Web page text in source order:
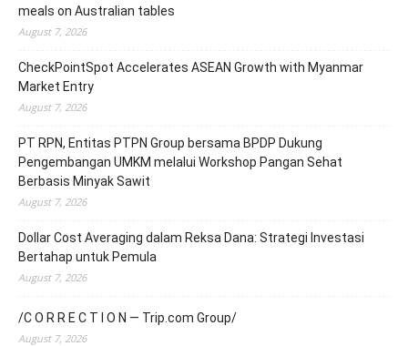
meals on Australian tables
August 7, 2026
CheckPointSpot Accelerates ASEAN Growth with Myanmar
Market Entry
August 7, 2026
PT RPN, Entitas PTPN Group bersama BPDP Dukung
Pengembangan UMKM melalui Workshop Pangan Sehat
Berbasis Minyak Sawit
August 7, 2026
Dollar Cost Averaging dalam Reksa Dana: Strategi Investasi
Bertahap untuk Pemula
August 7, 2026
/C O R R E C T I O N — Trip.com Group/
August 7, 2026